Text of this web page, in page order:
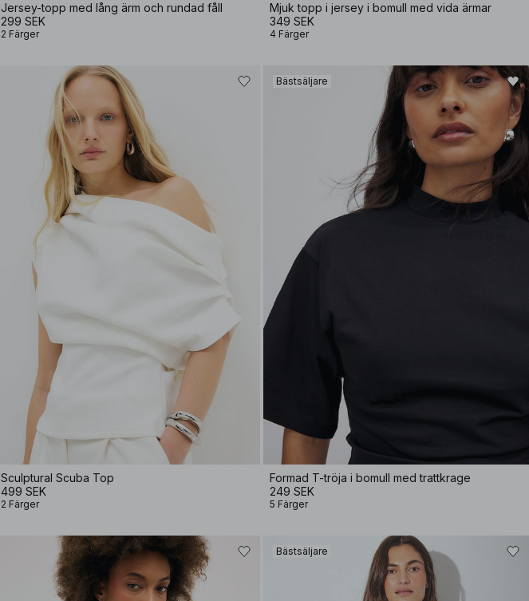
Jersey-topp med lång ärm och rundad fåll
299 SEK
2 Färger
Mjuk topp i jersey i bomull med vida ärmar
349 SEK
4 Färger
Sculptural Scuba Top
499 SEK
2 Färger
Bästsäljare
Formad T-tröja i bomull med trattkrage
249 SEK
5 Färger
Bästsäljare